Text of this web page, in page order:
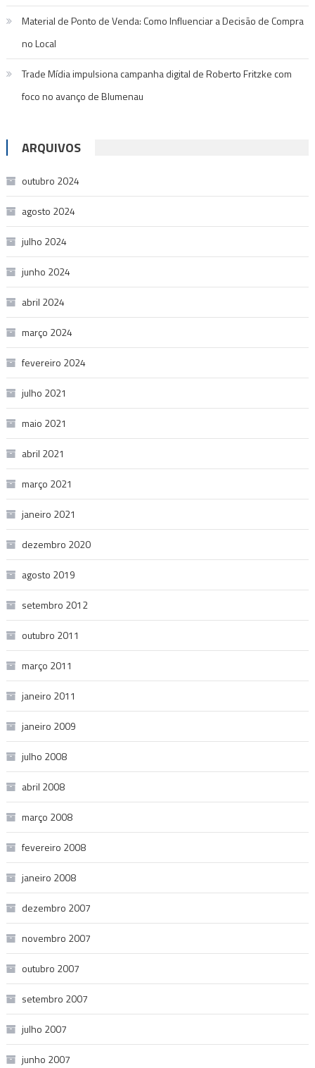
Material de Ponto de Venda: Como Influenciar a Decisão de Compra
no Local
Trade Mídia impulsiona campanha digital de Roberto Fritzke com
foco no avanço de Blumenau
ARQUIVOS
outubro 2024
agosto 2024
julho 2024
junho 2024
abril 2024
março 2024
fevereiro 2024
julho 2021
maio 2021
abril 2021
março 2021
janeiro 2021
dezembro 2020
agosto 2019
setembro 2012
outubro 2011
março 2011
janeiro 2011
janeiro 2009
julho 2008
abril 2008
março 2008
fevereiro 2008
janeiro 2008
dezembro 2007
novembro 2007
outubro 2007
setembro 2007
julho 2007
junho 2007